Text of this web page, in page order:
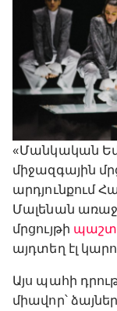
«Մանկական
միջազգային
արդյունքում
Մալենան
մրցույթի
այդտեղ էլ
Այս պահի
միավոր՝